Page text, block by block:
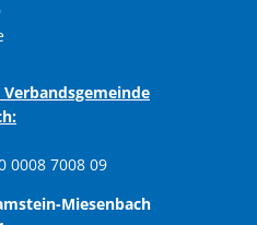
0008 7008 09
Miesenbach